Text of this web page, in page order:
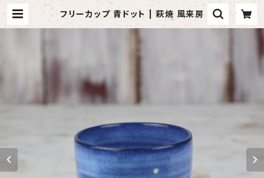
フリーカップ 青ドット | 萩焼 風来房